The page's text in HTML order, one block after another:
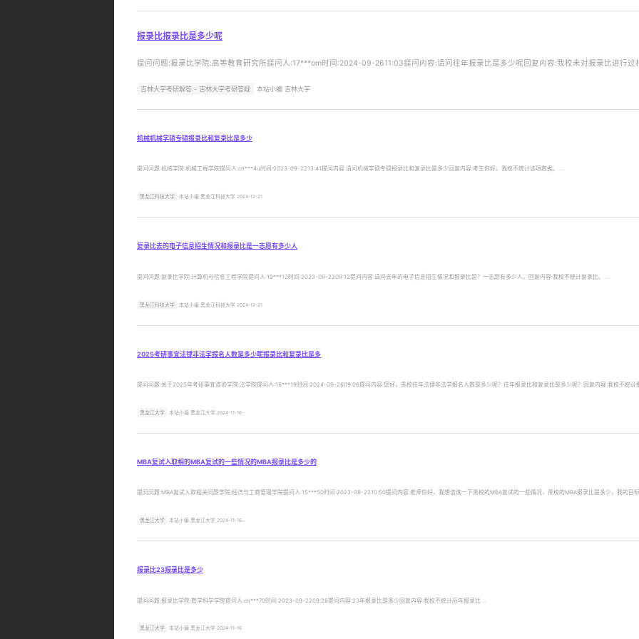
报录比报录比是多少呢
提问问题:报录比学院:高等教育研究所提问人:17***om时间:2024-09-2611:03提问内容:请问往年报录比是多少呢回复内容:我校未对报录比进行过
吉林大学考研解答 - 吉林大学考研答疑 本站小编 吉林大学
机械机械学硕专硕报录比和复录比是多少
提问问题:机械学院:机械工程学院提问人:ch***4u时间:2023-09-2213:41提问内容:请问机械学硕专硕报录比和复录比是多少回复内容:考生你好，我校不统计该项数据。 ...
黑龙江科技大学 本站小编 黑龙江科技大学 2024-12-21
复录比去的电子信息招生情况和报录比是一志愿有多少人
提问问题:复录比学院:计算机与信息工程学院提问人:19***12时间:2023-09-2209:12提问内容:请问去年的电子信息招生情况和报录比是？一志愿有多少人。回复内容:我校不统计复录比。 ...
黑龙江科技大学 本站小编 黑龙江科技大学 2024-12-21
2025考研事宜法律非法学报名人数是多少呢报录比和复录比是多
提问问题:关于2025年考研事宜咨询学院:法学院提问人:18***19时间:2024-09-2609:06提问内容:您好，贵校往年法律非法学报名人数是多少呢？往年报录比和复录比是多少呢？回复内容:我校不统计
黑龙江大学 本站小编 黑龙江大学 2024-11-16
MBA复试入取相的MBA复试的一些情况的MBA报录比是多少的
提问问题:MBA复试入取相关问题学院:经济与工商管理学院提问人:15***50时间:2023-09-2210:50提问内容:老师你好，我想咨询一下贵校的MBA复试的一些情况，贵校的MBA报录比是多少，我的
黑龙江大学 本站小编 黑龙江大学 2024-11-16
报录比23报录比是多少
提问问题:报录比学院:数学科学学院提问人:ch***70时间:2023-09-2209:28提问内容:23年报录比是多少回复内容:我校不统计历年报录比 ...
黑龙江大学 本站小编 黑龙江大学 2024-11-16